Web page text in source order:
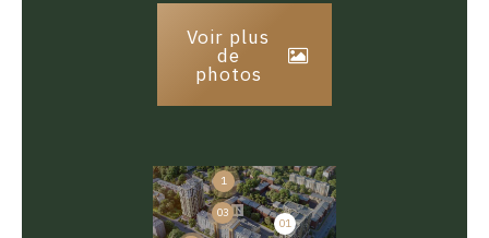
Voir plus
de
photos
01
1
03